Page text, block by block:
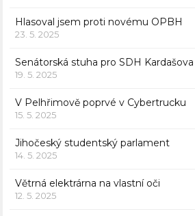
Hlasoval jsem proti novému OPBH
23. 5. 2025
Senátorská stuha pro SDH
19. 5. 2025
V Pelhřimově poprvé v Cybertrucku
15. 5. 2025
Jihočeský studentský parlament
14. 5. 2025
Větrná elektrárna na vlastní oči
12. 5. 2025